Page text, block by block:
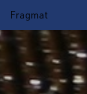
Fragmat